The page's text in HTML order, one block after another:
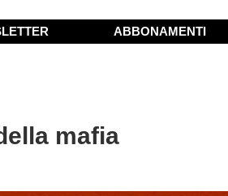
ABBONAMENTI
mafia